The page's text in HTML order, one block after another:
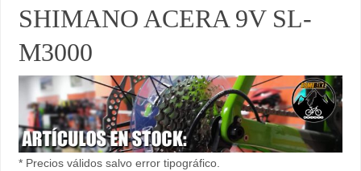
SHIMANO ACERA 9V SL-
M3000
* Precios válidos salvo error tipográfico.